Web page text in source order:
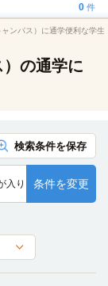
0 件
ンパス）に通学便利な学生
の通学に
検索条件を保存
入ります/指定した条…
条件を変更